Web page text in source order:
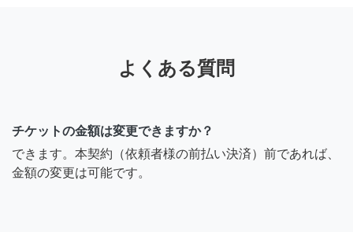
よくある質問
チケットの金額は変更できますか？
できます。本契約（依頼者様の前払い決済）前であれば、
金額の変更は可能です。